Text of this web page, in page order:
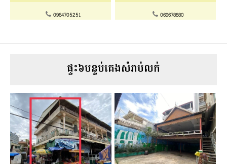
0964705251 069678880
ផ្ទះ៦បន្ទប់គេងសំរាប់លក់